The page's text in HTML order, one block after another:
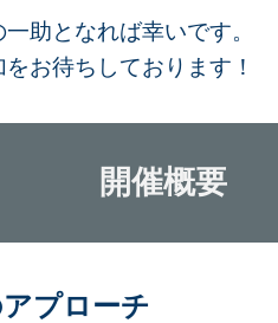
助となれば幸いです。
お待ちしております！
開催概要
プローチ